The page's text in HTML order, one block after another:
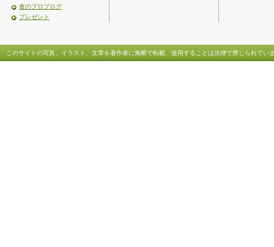
食のプロブログ
プレゼント
このサイトの写真、イラスト、文章を著作者に無断で転載、使用することは法律で禁じられてい